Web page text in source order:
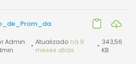
Admin
• Atualizado há 9
meses atrás
• 343,56
KB